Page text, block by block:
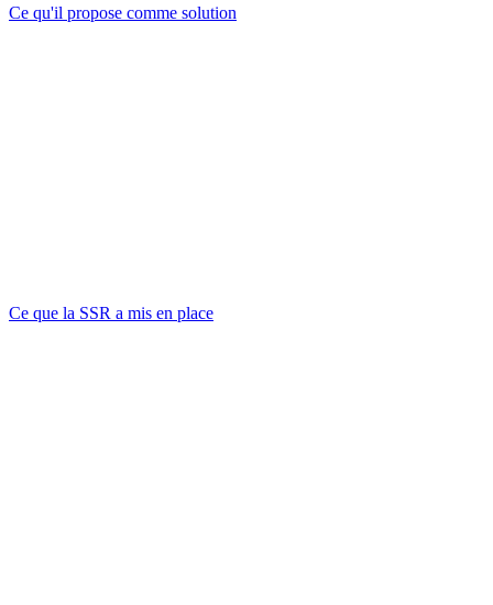
Ce qu'il propose comme solution
Ce que la SSR a mis en place